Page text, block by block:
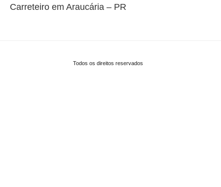
Carreteiro em Araucária – PR
Todos os direitos reservados